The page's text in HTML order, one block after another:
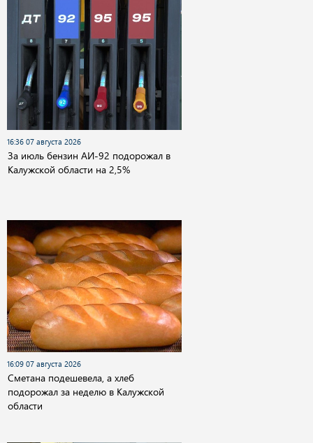
16:36 07 августа 2026
За июль бензин АИ-92 подорожал в
Калужской области на 2,5%
16:09 07 августа 2026
Сметана подешевела, а хлеб
подорожал за неделю в Калужской
области